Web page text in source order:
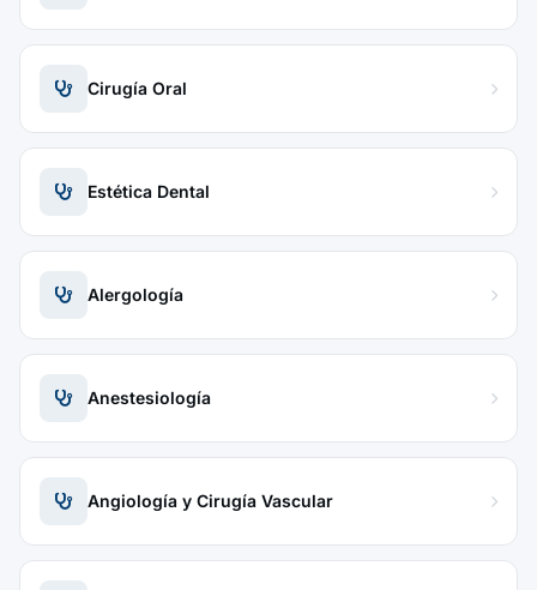
Cirugía Oral
Estética Dental
Alergología
Anestesiología
Angiología y Cirugía Vascular